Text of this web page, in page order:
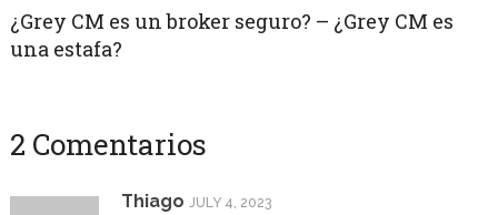
¿Grey CM es un broker seguro? – ¿Grey CM es
una estafa?
2 Comentarios
Thiago JULY 4, 2023